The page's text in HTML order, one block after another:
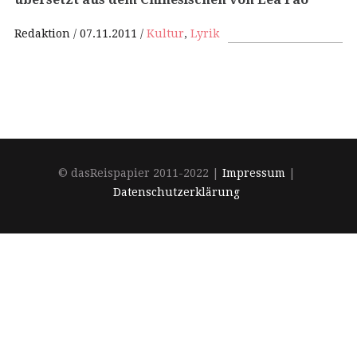
Redaktion 07.11.2011 Kultur, Lyrik
© dasReispapier 2011-2022 | Impressum|
Datenschutzerklärung